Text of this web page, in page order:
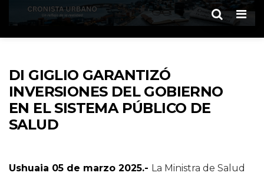
DI GIGLIO GARANTIZÓ
INVERSIONES DEL GOBIERNO
EN EL SISTEMA PÚBLICO DE
SALUD
Ushuaia 05 de marzo 2025.- La Ministra de Salud